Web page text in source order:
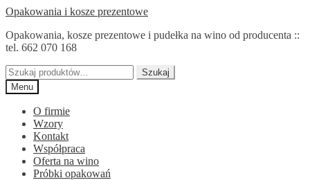
Przejdź
nawigacji
Przejdź
treści
Opakowania i kosze prezentowe
Opakowania, kosze prezentowe i pudełka na wino od producenta ::
tel. 662 070 168
Szukaj:
Szukaj
Menu
O firmie
Wzory
Kontakt
Współpraca
Oferta na wino
Próbki opakowań